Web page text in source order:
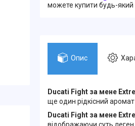
можете купити будь-
Опис
Ducati Fight за мене
ще один рідкісний
Ducati Fight за мене
відображаючи суть